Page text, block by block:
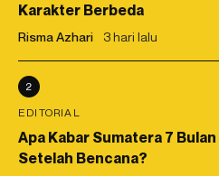
Karakter Berbeda
Risma Azhari 3 hari lalu
2
EDITORIAL
Apa Kabar Sumatera 7 Bulan
Setelah Bencana?